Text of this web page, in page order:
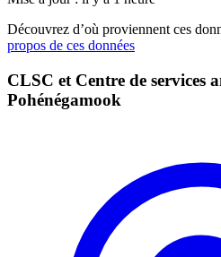
Découvrez d’où proviennent ces
propos de ces données
CLSC et Centre de services
Pohénégamook